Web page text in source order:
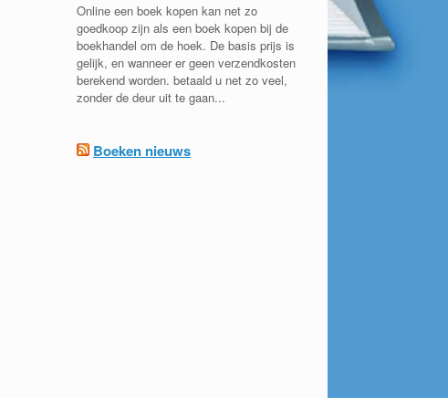
Online een boek kopen kan net zo
goedkoop zijn als een boek kopen bij de
boekhandel om de hoek. De basis prijs is
gelijk, en wanneer er geen verzendkosten
berekend worden. betaald u net zo veel,
zonder de deur uit te gaan...
Boeken nieuws